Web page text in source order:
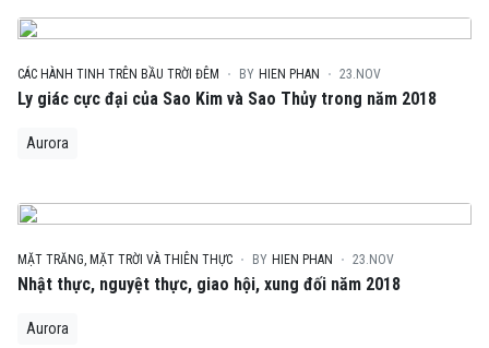
CÁC HÀNH TINH TRÊN BẦU TRỜI ĐÊM BY HIEN PHAN 23.NOV
Ly giác cực đại của Sao Kim và Sao Thủy trong năm 2018
Aurora
MẶT TRĂNG, MẶT TRỜI VÀ THIÊN THỰC BY HIEN PHAN 23.NOV
Nhật thực, nguyệt thực, giao hội, xung đối năm 2018
Aurora